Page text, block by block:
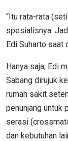
“Itu rata-rata
spesialisnya.
Edi Suharto saat
Hanya saja, Edi
Sabang dirujuk
rumah sakit
penunjang untuk
serasi
dan kebutuhan